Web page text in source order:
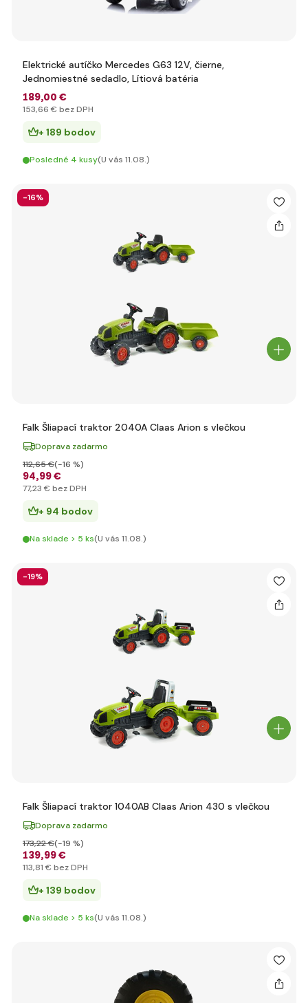
Elektrické autíčko Mercedes G63 12V, čierne,
Jednomiestné sedadlo, Lítiová batéria
189,00 €
153,66 € bez DPH
+ 189 bodov
Posledné 4 kusy(U vás 11.08.)
-16%
Falk Šliapací traktor 2040A Claas Arion s vlečkou
Doprava zadarmo
94,99 €
112,65 €(-16 %)
77,23 € bez DPH
+ 94 bodov
Na sklade > 5 ks(U vás 11.08.)
-19%
Falk Šliapací traktor 1040AB Claas Arion 430 s vlečkou
Doprava zadarmo
139,99 €
173,22 €(-19 %)
113,81 € bez DPH
+ 139 bodov
Na sklade > 5 ks(U vás 11.08.)